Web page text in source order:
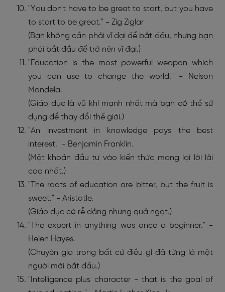
"You don't have to be great to start, but you have
to start to be great." - Zig Ziglar
(Bạn không cần phải vĩ đại để bắt đầu, nhưng bạn
phải bắt đầu để trở nên vĩ đại.)
"Education is the most powerful weapon which
you can use to change the world." - Nelson
Mandela.
(Giáo dục là vũ khí mạnh nhất mà bạn có thể sử
dụng để thay đổi thế giới.)
"An investment in knowledge pays the best
interest." - Benjamin Franklin.
(Một khoản đầu tư vào kiến ​​thức mang lại lời lãi
cao nhất.)
"The roots of education are bitter, but the fruit is
sweet." - Aristotle.
(Giáo dục có rễ đắng nhưng quả ngọt.)
"The expert in anything was once a beginner." -
Helen Hayes.
(Chuyên gia trong bất cứ điều gì đã từng là một
người mới bắt đầu.)
"Intelligence plus character - that is the goal of